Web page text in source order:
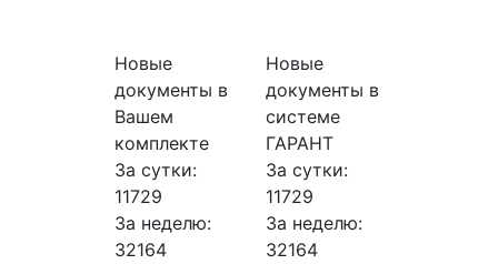
Новые
документы в
Вашем
комплекте
За сутки:
11729
За неделю:
32164
Новые
документы в
системе
ГАРАНТ
За сутки:
11729
За неделю:
32164